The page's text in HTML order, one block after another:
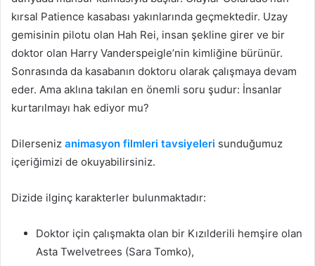
kırsal Patience kasabası yakınlarında geçmektedir. Uzay
gemisinin pilotu olan Hah Rei, insan şekline girer ve bir
doktor olan Harry Vanderspeigle’nin kimliğine bürünür.
Sonrasında da kasabanın doktoru olarak çalışmaya devam
eder. Ama aklına takılan en önemli soru şudur: İnsanlar
kurtarılmayı hak ediyor mu?
Dilerseniz animasyon filmleri tavsiyeleri sunduğumuz
içeriğimizi de okuyabilirsiniz.
Dizide ilginç karakterler bulunmaktadır:
Doktor için çalışmakta olan bir Kızılderili hemşire olan
Asta Twelvetrees (Sara Tomko),